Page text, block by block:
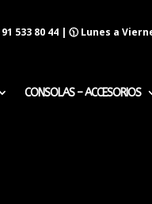
91 533 80 44| 🕦 Lunes a
CONSOLAS – ACCESORIOS